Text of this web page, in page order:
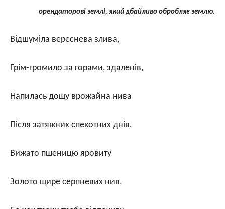
орендаторові землі, який дбайливо обробляє землю.
Відшуміла вереснева злива,
Грім-громило за горами, здаленів,
Напилась дощу врожайна нива
Після затяжних спекотних днів.
Вижато пшеницю яровиту
Золото щире серпневих нив,